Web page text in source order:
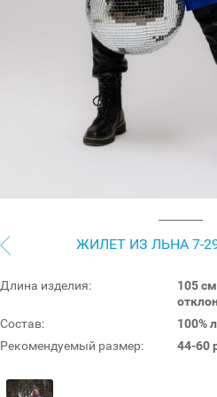
ЖИЛЕТ ИЗ ЛЬНА 7-
Длина изделия:
105
Состав:
100%
Рекомендуемый размер:
44-60